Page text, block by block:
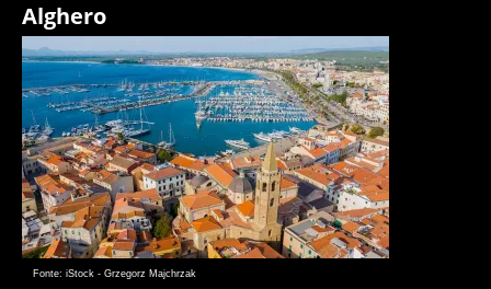
Alghero
Fonte: iStock - Grzegorz Majchrzak